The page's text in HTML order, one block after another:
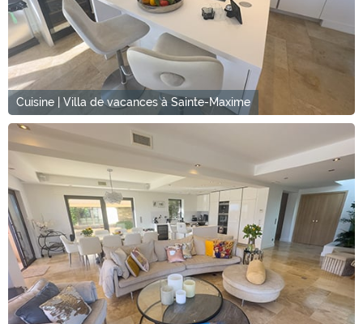
Cuisine | Villa de vacances à Sainte-Maxime